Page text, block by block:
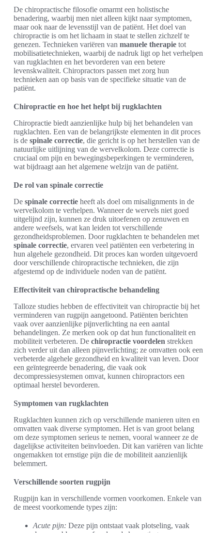
De chiropractische filosofie omarmt een holistische
benadering, waarbij men niet alleen kijkt naar symptomen,
maar ook naar de levensstijl van de patiënt. Het doel van
chiropractie is om het lichaam in staat te stellen zichzelf te
genezen. Technieken variëren van manuele therapie tot
mobilisatietechnieken, waarbij de nadruk ligt op het verhelpen
van rugklachten en het bevorderen van een betere
levenskwaliteit. Chiropractors passen met zorg hun
technieken aan op basis van de specifieke situatie van de
patiënt.
Chiropractie en hoe het helpt bij rugklachten
Chiropractie biedt aanzienlijke hulp bij het behandelen van
rugklachten. Een van de belangrijkste elementen in dit proces
is de spinale correctie, die gericht is op het herstellen van de
natuurlijke uitlijning van de wervelkolom. Deze correctie is
cruciaal om pijn en bewegingsbeperkingen te verminderen,
wat bijdraagt aan het algemene welzijn van de patiënt.
De rol van spinale correctie
De spinale correctie heeft als doel om misalignments in de
wervelkolom te verhelpen. Wanneer de wervels niet goed
uitgelijnd zijn, kunnen ze druk uitoefenen op zenuwen en
andere weefsels, wat kan leiden tot verschillende
gezondheidsproblemen. Door rugklachten te behandelen met
spinale correctie, ervaren veel patiënten een verbetering in
hun algehele gezondheid. Dit proces kan worden uitgevoerd
door verschillende chiropractische technieken, die zijn
afgestemd op de individuele noden van de patiënt.
Effectiviteit van chiropractische behandeling
Talloze studies hebben de effectiviteit van chiropractie bij het
verminderen van rugpijn aangetoond. Patiënten berichten
vaak over aanzienlijke pijnverlichting na een aantal
behandelingen. Ze merken ook op dat hun functionaliteit en
mobiliteit verbeteren. De chiropractie voordelen strekken
zich verder uit dan alleen pijnverlichting; ze omvatten ook een
verbeterde algehele gezondheid en kwaliteit van leven. Door
een geïntegreerde benadering, die vaak ook
decompressiesystemen omvat, kunnen chiropractors een
optimaal herstel bevorderen.
Symptomen van rugklachten
Rugklachten kunnen zich op verschillende manieren uiten en
omvatten vaak diverse symptomen. Het is van groot belang
om deze symptomen serieus te nemen, vooral wanneer ze de
dagelijkse activiteiten beïnvloeden. Dit kan variëren van lichte
ongemakken tot ernstige pijn die de mobiliteit aanzienlijk
belemmert.
Verschillende soorten rugpijn
Rugpijn kan in verschillende vormen voorkomen. Enkele van
de meest voorkomende types zijn:
Acute pijn: Deze pijn ontstaat vaak plotseling, vaak